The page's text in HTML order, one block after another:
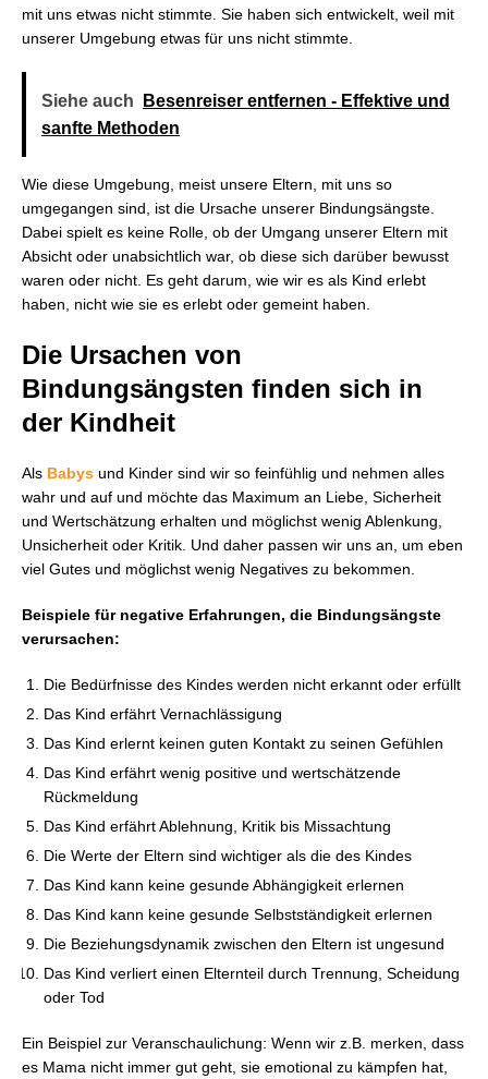
mit uns etwas nicht stimmte. Sie haben sich entwickelt, weil mit
unserer Umgebung etwas für uns nicht stimmte.
Siehe auch
Besenreiser entfernen - Effektive und
sanfte Methoden
Wie diese Umgebung, meist unsere Eltern, mit uns so
umgegangen sind, ist die Ursache unserer Bindungsängste.
Dabei spielt es keine Rolle, ob der Umgang unserer Eltern mit
Absicht oder unabsichtlich war, ob diese sich darüber bewusst
waren oder nicht. Es geht darum, wie wir es als Kind erlebt
haben, nicht wie sie es erlebt oder gemeint haben.
Die Ursachen von
Bindungsängsten finden sich in
der Kindheit
Als Babys und Kinder sind wir so feinfühlig und nehmen alles
wahr und auf und möchte das Maximum an Liebe, Sicherheit
und Wertschätzung erhalten und möglichst wenig Ablenkung,
Unsicherheit oder Kritik. Und daher passen wir uns an, um eben
viel Gutes und möglichst wenig Negatives zu bekommen.
Beispiele für negative Erfahrungen, die Bindungsängste
verursachen:
Die Bedürfnisse des Kindes werden nicht erkannt oder erfüllt
Das Kind erfährt Vernachlässigung
Das Kind erlernt keinen guten Kontakt zu seinen Gefühlen
Das Kind erfährt wenig positive und wertschätzende
Rückmeldung
Das Kind erfährt Ablehnung, Kritik bis Missachtung
Die Werte der Eltern sind wichtiger als die des Kindes
Das Kind kann keine gesunde Abhängigkeit erlernen
Das Kind kann keine gesunde Selbstständigkeit erlernen
Die Beziehungsdynamik zwischen den Eltern ist ungesund
Das Kind verliert einen Elternteil durch Trennung, Scheidung
oder Tod
Ein Beispiel zur Veranschaulichung: Wenn wir z.B. merken, dass
es Mama nicht immer gut geht, sie emotional zu kämpfen hat,